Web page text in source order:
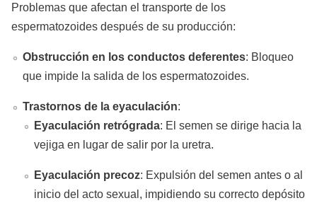
Problemas que afectan el transporte de los
espermatozoides después de su producción:
Obstrucción en los conductos deferentes: Bloqueo
que impide la salida de los espermatozoides.
Trastornos de la eyaculación:
Eyaculación retrógrada: El semen se dirige hacia la
vejiga en lugar de salir por la uretra.
Eyaculación precoz: Expulsión del semen antes o al
inicio del acto sexual, impidiendo su correcto depósito